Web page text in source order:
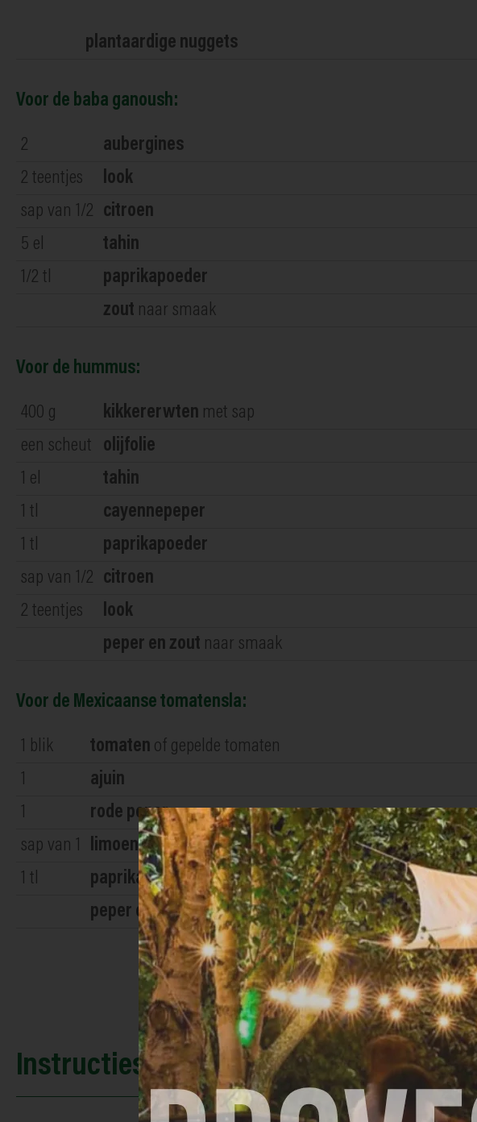
plantaardige nuggets
Voor de baba ganoush:
2
aubergines
2 teentjes
look
sap van 1/2 citroen
5 el
tahin
1/2 tl
paprikapoeder
zout naar smaak
Voor de hummus:
400 g kikkererwten met sap
een scheut
olijfolie
1 el
tahin
1 tl
cayennepeper
1 tl
paprikapoeder
sap van 1/2 citroen
2 teentjes
look
peper en zout naar smaak
Voor de Mexicaanse tomatensla:
1 blik tomaten of gepelde tomaten
1
ajuin
1
rode peper
sap van 1
limoen
1 tl
paprikapoeder
peper en zout naar smaak
Instructies